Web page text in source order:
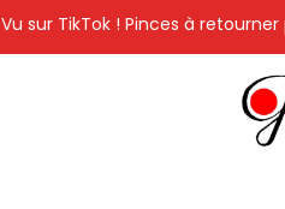
Vu sur TikTok ! Pinces à